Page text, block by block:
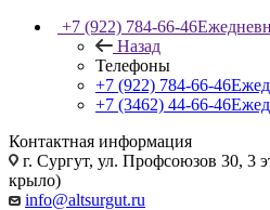
+7 (922) 784-66-46
Назад
Телефоны
+7 (922) 784-66-46
+7 (3462) 44-66-46
Контактная информация
г. Сургут, ул. Профсоюзов 30, 3
крыло)
info@altsurgut.ru